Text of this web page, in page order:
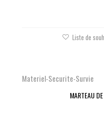
Liste de
Materiel-Securite-Survie
MARTEAU DE